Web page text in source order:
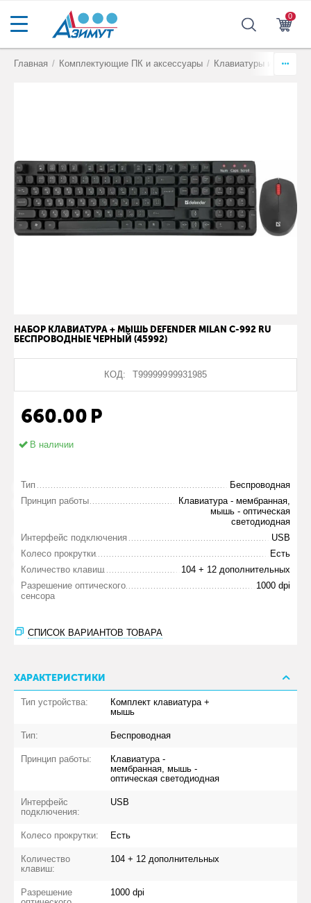
0
Главная / Комплектующие ПК и аксессуары / Клавиатуры и
НАБОР КЛАВИАТУРА + МЫШЬ DEFENDER MILAN C-992 RU
БЕСПРОВОДНЫЕ ЧЕРНЫЙ (45992)
КОД: Т99999999931985
660.00 Р
В наличии
Тип
Беспроводная
Принцип работы
Клавиатура - мембранная,
мышь - оптическая
светодиодная
Интерфейс подключения
USB
Колесо прокрутки
Есть
Количество клавиш
104 + 12 дополнительных
Разрешение оптического
сенсора
1000 dpi
СПИСОК ВАРИАНТОВ ТОВАРА
ХАРАКТЕРИСТИКИ
Тип устройства:
Комплект клавиатура +
мышь
Тип: Беспроводная
Принцип работы:
Клавиатура -
мембранная, мышь -
оптическая светодиодная
Интерфейс
подключения:
USB
Колесо прокрутки: Есть
Количество
клавиш:
104 + 12 дополнительных
Разрешение
1000 dpi